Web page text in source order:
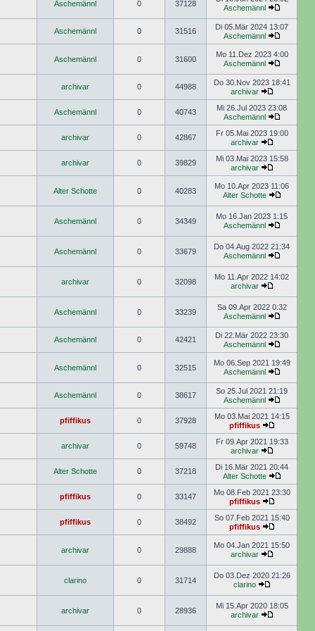
Aschemännl 0 37128
Aschemännl
Aschemännl 0 31516
Di 05.Mär 2024 13:07
Aschemännl
Aschemännl 0 31600
Mo 11.Dez 2023 4:00
Aschemännl
archivar 0 44988
Do 30.Nov 2023 18:41
archivar
Aschemännl 0 40743
Mi 26.Jul 2023 23:08
Aschemännl
archivar 0 42867
Fr 05.Mai 2023 19:00
archivar
archivar 0 39829
Mi 03.Mai 2023 15:58
archivar
Alter Schotte 0 40283
Mo 10.Apr 2023 11:06
Alter Schotte
Aschemännl 0 34349
Mo 16.Jan 2023 1:15
Aschemännl
Aschemännl 0 33679
Do 04.Aug 2022 21:34
Aschemännl
archivar 0 32098
Mo 11.Apr 2022 14:02
archivar
Aschemännl 0 33239
Sa 09.Apr 2022 0:32
Aschemännl
Aschemännl 0 42421
Di 22.Mär 2022 23:30
Aschemännl
Aschemännl 0 32515
Mo 06.Sep 2021 19:49
Aschemännl
Aschemännl 0 38617
So 25.Jul 2021 21:19
Aschemännl
pfiffikus 0 37928
Mo 03.Mai 2021 14:15
pfiffikus
archivar 0 59748
Fr 09.Apr 2021 19:33
archivar
Alter Schotte 0 37218
Di 16.Mär 2021 20:44
Alter Schotte
pfiffikus 0 33147
Mo 08.Feb 2021 23:30
pfiffikus
pfiffikus 0 38492
So 07.Feb 2021 15:40
pfiffikus
archivar 0 29888
Mo 04.Jan 2021 15:50
archivar
clarino 0 31714
Do 03.Dez 2020 21:26
clarino
archivar 0 28936
Mi 15.Apr 2020 18:05
archivar